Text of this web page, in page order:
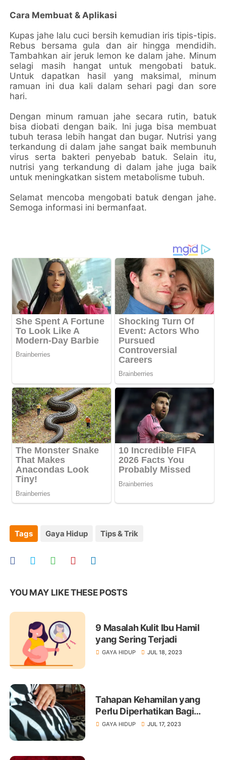
Cara Membuat & Aplikasi
Kupas jahe lalu cuci bersih kemudian iris tipis-tipis.
Rebus bersama gula dan air hingga mendidih.
Tambahkan air jeruk lemon ke dalam jahe. Minum
selagi masih hangat untuk mengobati batuk.
Untuk dapatkan hasil yang maksimal, minum
ramuan ini dua kali dalam sehari pagi dan sore
hari.
Dengan minum ramuan jahe secara rutin, batuk
bisa diobati dengan baik. Ini juga bisa membuat
tubuh terasa lebih hangat dan bugar. Nutrisi yang
terkandung di dalam jahe sangat baik membunuh
virus serta bakteri penyebab batuk. Selain itu,
nutrisi yang terkandung di dalam jahe juga baik
untuk meningkatkan sistem metabolisme tubuh.
Selamat mencoba mengobati batuk dengan jahe.
Semoga informasi ini bermanfaat.
Tags Gaya Hidup Tips & Trik
YOU MAY LIKE THESE POSTS
9 Masalah Kulit Ibu Hamil
yang Sering Terjadi
GAYA HIDUP JUL 18, 2023
Tahapan Kehamilan yang
Perlu Diperhatikan Bagi
Moms dan Dads
GAYA HIDUP JUL 17, 2023